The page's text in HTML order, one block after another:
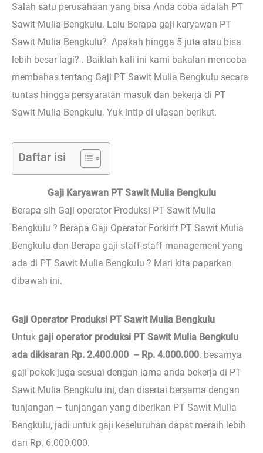
Salah satu perusahaan yang bisa Anda coba adalah PT
Sawit Mulia Bengkulu. Lalu Berapa gaji karyawan PT
Sawit Mulia Bengkulu? Apakah hingga 5 juta atau bisa
lebih besar lagi? . Baiklah kali ini kami bakalan mencoba
membahas tentang Gaji PT Sawit Mulia Bengkulu secara
tuntas hingga persyaratan masuk dan bekerja di PT
Sawit Mulia Bengkulu. Yuk intip di ulasan berikut.
Daftar isi
Gaji Karyawan PT Sawit Mulia Bengkulu
Berapa sih Gaji operator Produksi PT Sawit Mulia
Bengkulu ? Berapa Gaji Operator Forklift PT Sawit Mulia
Bengkulu dan Berapa gaji staff-staff management yang
ada di PT Sawit Mulia Bengkulu ? Mari kita paparkan
dibawah ini.
Gaji Operator Produksi PT Sawit Mulia Bengkulu
Untuk gaji operator produksi PT Sawit Mulia Bengkulu
ada dikisaran Rp. 2.400.000 – Rp. 4.000.000. besarnya
gaji pokok juga sesuai dengan lama anda bekerja di PT
Sawit Mulia Bengkulu ini, dan disertai bersama dengan
tunjangan – tunjangan yang diberikan PT Sawit Mulia
Bengkulu, jadi untuk gaji keseluruhan dapat meraih lebih
dari Rp. 6.000.000.